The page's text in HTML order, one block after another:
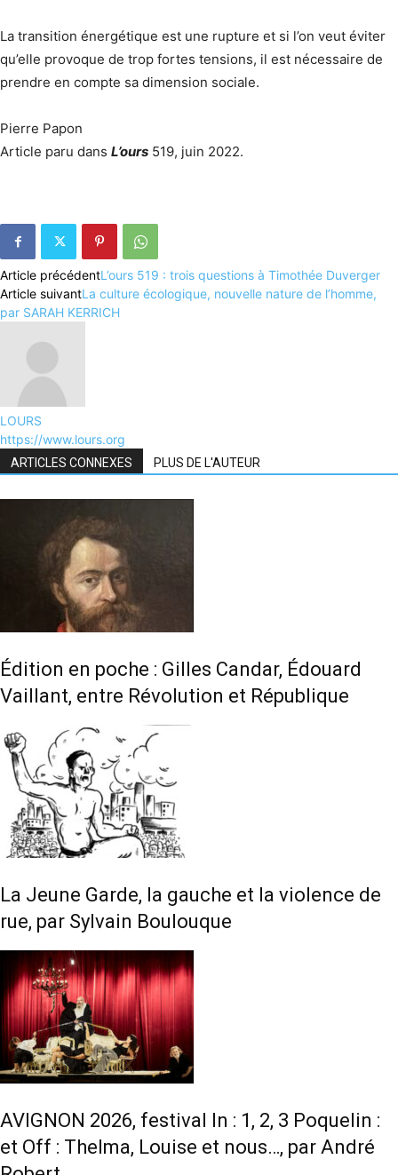
La transition énergétique est une rupture et si l’on veut éviter
qu’elle provoque de trop fortes tensions, il est nécessaire de
prendre en compte sa dimension sociale.
Pierre Papon
Article paru dans L’ours 519, juin 2022.
Article précédentL’ours 519 : trois questions à Timothée Duverger
Article suivantLa culture écologique, nouvelle nature de l’homme,
par SARAH KERRICH
LOURS
https://www.lours.org
ARTICLES CONNEXES PLUS DE L'AUTEUR
Édition en poche : Gilles Candar, Édouard
Vaillant, entre Révolution et République
La Jeune Garde, la gauche et la violence de
rue, par Sylvain Boulouque
AVIGNON 2026, festival In : 1, 2, 3 Poquelin :
et Off : Thelma, Louise et nous…, par André